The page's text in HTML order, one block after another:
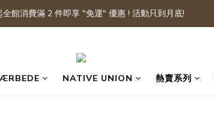
全館消費滿 2 件即享 "免運" 優惠 ! 活動只到月底!
NATIVE UNION 熱賣系列